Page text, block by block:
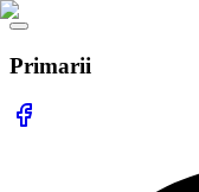
Primarii